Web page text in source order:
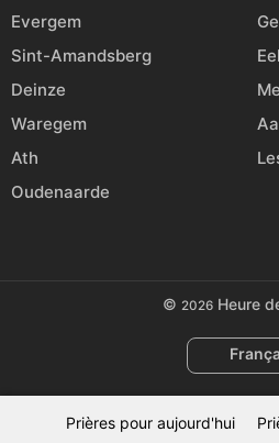
Prières pour aujourd'hui
Evergem
Sint-Amandsberg
Deinze
Waregem
Ath
Oudenaarde
© 2026 Heure